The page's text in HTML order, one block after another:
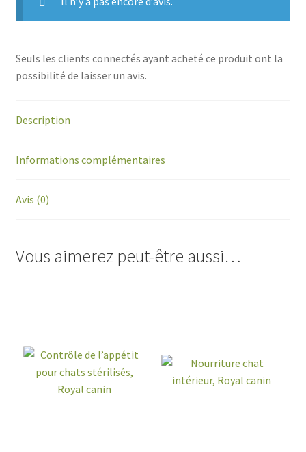
Seuls les clients connectés ayant acheté ce produit ont la
possibilité de laisser un avis.
Description
Informations complémentaires
Avis (0)
Vous aimerez peut-être aussi…